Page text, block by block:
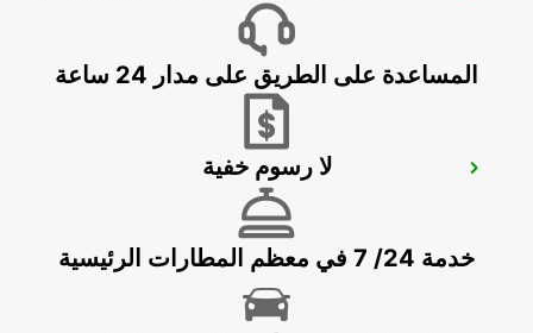
HAMBURG HAMMERBROOK
المساعدة على الطريق على مدار 24 ساعة
لا رسوم خفية
خدمة 24/ 7 في معظم المطارات الرئيسية